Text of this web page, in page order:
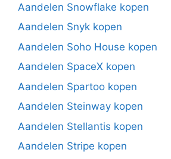
Aandelen Snowflake kopen
Aandelen Snyk kopen
Aandelen Soho House kopen
Aandelen SpaceX kopen
Aandelen Spartoo kopen
Aandelen Steinway kopen
Aandelen Stellantis kopen
Aandelen Stripe kopen